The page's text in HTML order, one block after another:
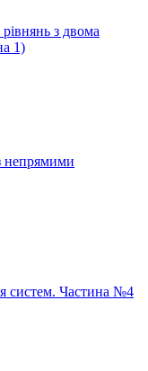
з двома
1)
непрямими
систем. Частина №4